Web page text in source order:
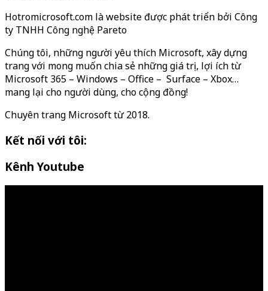
Hotromicrosoft.com là website được phát triển bởi Công
ty TNHH Công nghệ Pareto
Chúng tôi, những người yêu thích Microsoft, xây dựng
trang với mong muốn chia sẻ những giá trị, lợi ích từ
Microsoft 365 – Windows – Office – Surface – Xbox…
mang lại cho người dùng, cho cộng đồng!
Chuyên trang Microsoft từ 2018.
Kết nối với tôi:
Kênh Youtube